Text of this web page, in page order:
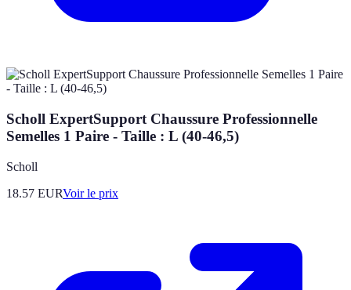
Scholl ExpertSupport Chaussure Professionnelle
Semelles 1 Paire - Taille : L (40-46,5)
Scholl
18.57 EURVoir le prix